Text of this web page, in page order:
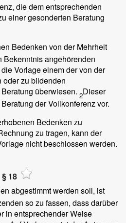
die dem entsprechenden
einer gesonderten Beratung
Bedenken von der Mehrheit
Bekenntnis angehörenden
Vorlage einem der von der
zu bildenden
überwiesen. 2Dieser
der Vollkonferenz vor.
Bedenken zu
zu tragen, kann der
nicht beschlossen werden.
§ 18
abgestimmt werden soll, ist
so zu fassen, dass darüber
in entsprechender Weise